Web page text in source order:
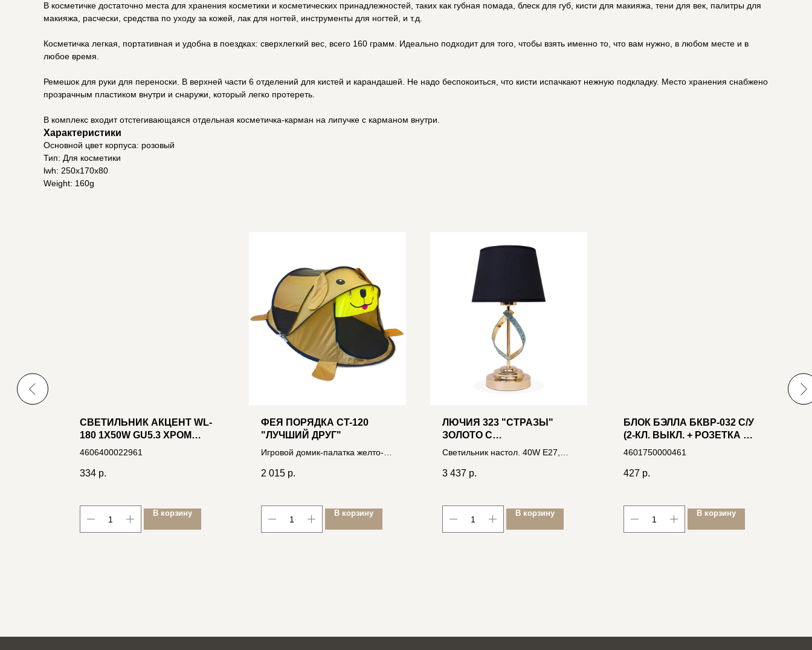
В косметичке достаточно места для хранения косметики и косметических принадлежностей, таких как губная помада, блеск для губ, кисти для макияжа, тени для век, палитры для
макияжа, расчески, средства по уходу за кожей, лак для ногтей, инструменты для ногтей, и т.д.
Косметичка легкая, портативная и удобна в поездках: сверхлегкий вес, всего 160 грамм. Идеально подходит для того, чтобы взять именно то, что вам нужно, в любом месте и в
любое время.
Ремешок для руки для переноски. В верхней части 6 отделений для кистей и карандашей. Не надо беспокоиться, что кисти испачкают нежную подкладку. Место хранения снабжено
прозрачным пластиком внутри и снаружи, который легко протереть.
В комплекс входит отстегивающаяся отдельная косметичка-карман на липучке с карманом внутри.
Характеристики
Основной цвет корпуса: розовый
Тип: Для косметики
lwh: 250x170x80
Weight: 160g
СВЕТИЛЬНИК АКЦЕНТ WL-
180 1X50W GU5.3 ХРОМ
ВСТР. КВАДРАТНЫЙ С
СТЕКЛОМ
4606400022961
334 р.
В корзину
ФЕЯ ПОРЯДКА CT-120
"ЛУЧШИЙ ДРУГ"
Игровой домик-палатка желто-
4606400034360
2 015 р.
В корзину
ЛЮЧИЯ 323 "СТРАЗЫ"
ЗОЛОТО С
БИРЮЗОВ.СТРАЗАМИ /
Светильник настол. 40W Е27,
3 437 р.
В корзину
БЛОК БЭЛЛА БКВР-032 С/У
(2-КЛ. ВЫКЛ. + РОЗЕТКА C
З/К) БЕЛЫЙ, 250В 10А
4601750000461
427 р.
В корзину